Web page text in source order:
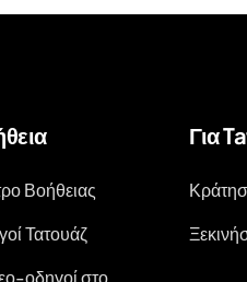
Βοήθειας
Τατουάζ
οδηγοί στο
Για